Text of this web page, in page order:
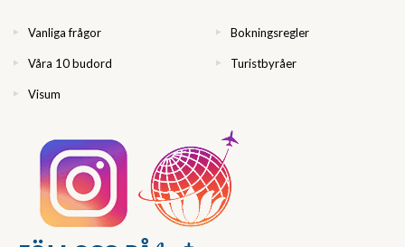
Vanliga frågor Bokningsregler
Våra 10 budord Turistbyråer
Visum